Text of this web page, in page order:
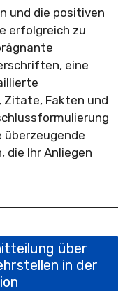
und die positiven
erfolgreich zu
eine
Fakten und
überzeugende
die Ihr Anliegen
über
in der